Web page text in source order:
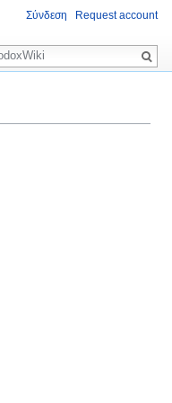
Σύνδεση Request account